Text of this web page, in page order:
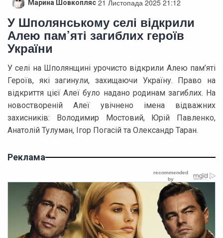
Марина Шовкопляс 21 Листопада 2025 21:12
У Шполянському селі відкрили
Алею пам’яті загиблих героїв
України
У селі на Шполянщині урочисто відкрили Алею пам’яті
Героїв, які загинули, захищаючи Україну. Право на
відкриття цієї Алеї було надано родинам загиблих. На
новоствореній Алеї увічнено імена відважних
захисників: Володимир Мостовий, Юрій Павленко,
Анатолій Тулуман, Ігор Погасій та Олександр Таран.
Реклама